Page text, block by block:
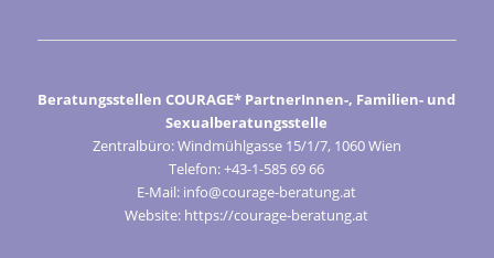
Beratungsstellen COURAGE* PartnerInnen-, Familien- und
Sexualberatungsstelle
Zentralbüro: Windmühlgasse 15/1/7, 1060 Wien
Telefon: +43-1-585 69 66
E-Mail: info@courage-beratung.at
Website: https://courage-beratung.at